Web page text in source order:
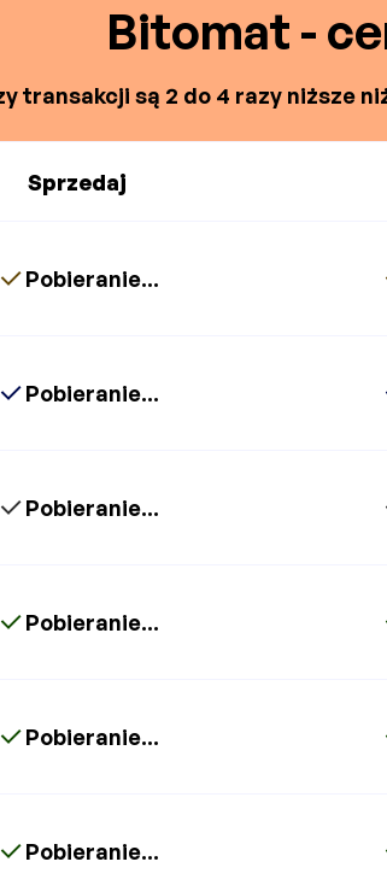
Bitomat -
transakcji są 2 do 4 razy niższe
Sprzedaj
Pobieranie...
Pobieranie...
Pobieranie...
Pobieranie...
Pobieranie...
Pobieranie...